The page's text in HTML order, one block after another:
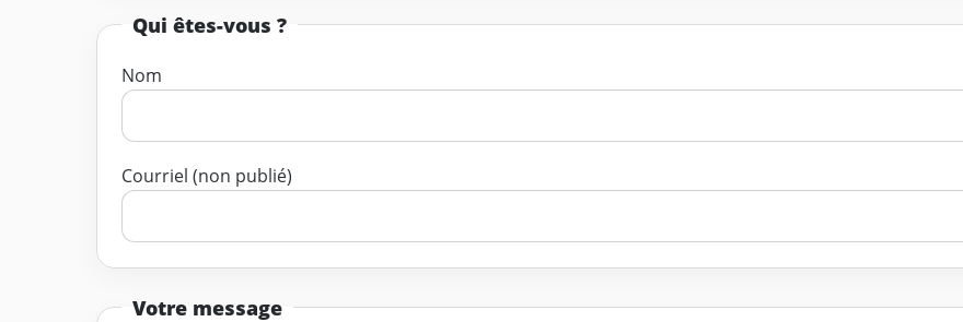
Qui êtes-vous ?
Nom
Courriel (non publié)
Votre message